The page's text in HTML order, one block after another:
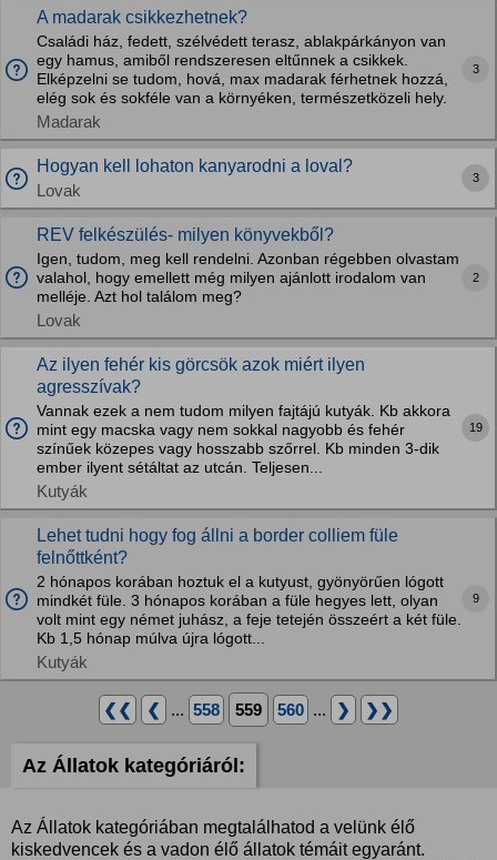
A madarak csikkezhetnek?
Családi ház, fedett, szélvédett terasz, ablakpárkányon van
egy hamus, amiből rendszeresen eltűnnek a csikkek.
Elképzelni se tudom, hová, max madarak férhetnek hozzá,
elég sok és sokféle van a környéken, természetközeli hely.
Madarak
3
Hogyan kell lohaton kanyarodni a loval?
Lovak
3
REV felkészülés- milyen könyvekből?
Igen, tudom, meg kell rendelni. Azonban régebben olvastam
valahol, hogy emellett még milyen ajánlott irodalom van
melléje. Azt hol találom meg?
Lovak
2
Az ilyen fehér kis görcsök azok miért ilyen
agresszívak?
Vannak ezek a nem tudom milyen fajtájú kutyák. Kb akkora
mint egy macska vagy nem sokkal nagyobb és fehér
színűek közepes vagy hosszabb szőrrel. Kb minden 3-dik
ember ilyent sétáltat az utcán. Teljesen...
Kutyák
19
Lehet tudni hogy fog állni a border colliem füle
felnőttként?
2 hónapos korában hoztuk el a kutyust, gyönyörűen lógott
mindkét füle. 3 hónapos korában a füle hegyes lett, olyan
volt mint egy német juhász, a feje tetején összeért a két füle.
Kb 1,5 hónap múlva újra lógott...
Kutyák
9
❮❮ ❮ ... 558 559 560 ... ❯ ❯❯
Az Állatok kategóriáról:
Az Állatok kategóriában megtalálhatod a velünk élő
kiskedvencek és a vadon élő állatok témáit egyaránt.